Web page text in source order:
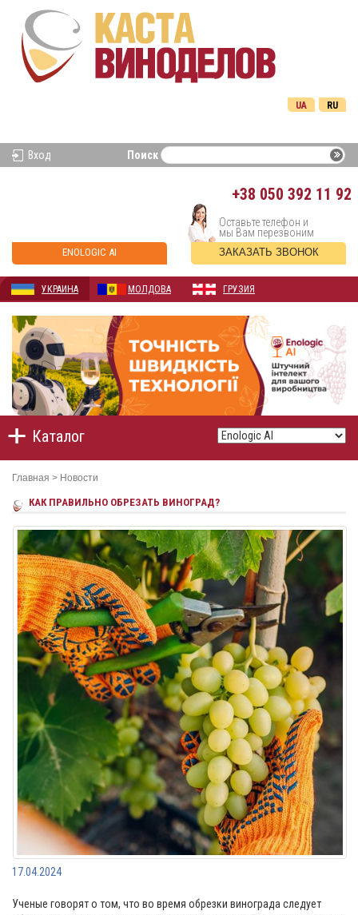
RU
UA
Вход Поиск
+38 050 392 11 92
ENOLOGIC AI
Оставьте телефон и
мы Вам перезвоним
ЗАКАЗАТЬ ЗВОНОК
УКРАИНА МОЛДОВА ГРУЗИЯ
Каталог
Главная > Новости
КАК ПРАВИЛЬНО ОБРЕЗАТЬ ВИНОГРАД?
17.04.2024
Ученые говорят о том, что во время обрезки винограда следует